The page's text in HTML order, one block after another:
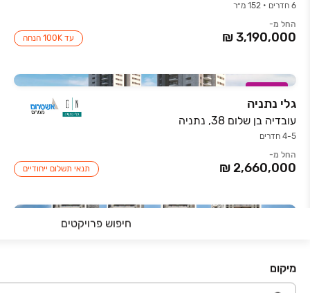
חיפוש פרויקטים
מיקום
6 חדרים • 152 מ״ר
החל מ-
עד 100K הנחה
במבצע
גלי נתניה
עובדיה בן שלום 38, נתניה
4-5 חדרים
החל מ-
תנאי תשלום ייחודיים
3-5 חדרים
החל מ-